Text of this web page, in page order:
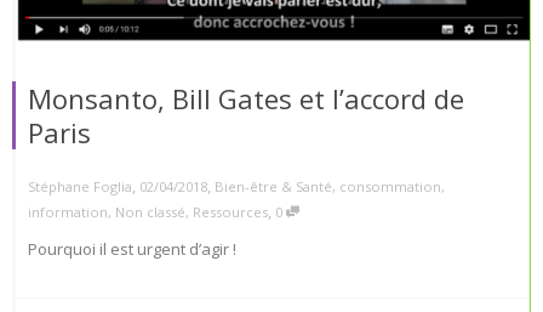
Monsanto, Bill Gates et l’accord de
Paris
Stéphane Foglia, 02/04/2018, Bien-être & Santé, consommation,
information, Non classé, Ressources, 0
Pourquoi il est urgent d’agir !